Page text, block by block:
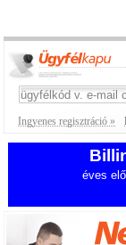
Ingyenes regisztráció »
éves